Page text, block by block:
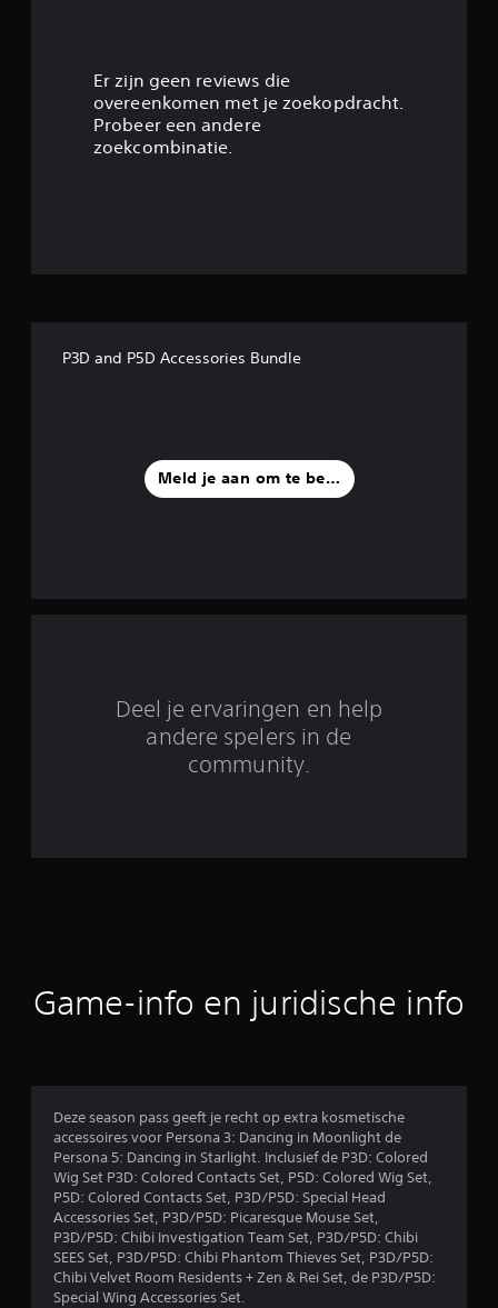
e
t
r
l
g
e
n
Er zijn geen reviews die
overeenkomen met je zoekopdracht.
Probeer een andere
zoekcombinatie.
P3D and P5D Accessories Bundle
Meld je aan om te beoordelen
Deel je ervaringen en help
andere spelers in de
community.
Game-info en juridische info
Deze season pass geeft je recht op extra kosmetische
accessoires voor Persona 3: Dancing in Moonlight de
Persona 5: Dancing in Starlight. Inclusief de P3D: Colored
Wig Set P3D: Colored Contacts Set, P5D: Colored Wig Set,
P5D: Colored Contacts Set, P3D/P5D: Special Head
Accessories Set, P3D/P5D: Picaresque Mouse Set,
P3D/P5D: Chibi Investigation Team Set, P3D/P5D: Chibi
SEES Set, P3D/P5D: Chibi Phantom Thieves Set, P3D/P5D:
Chibi Velvet Room Residents + Zen & Rei Set, de P3D/P5D:
Special Wing Accessories Set.